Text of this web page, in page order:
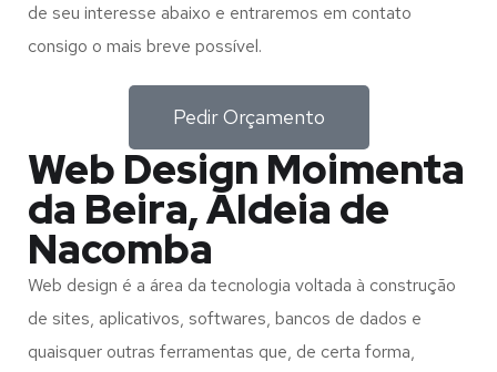
de seu interesse abaixo e entraremos em contato
consigo o mais breve possível.
Pedir Orçamento
Web Design Moimenta
da Beira, Aldeia de
Nacomba
Web design é a área da tecnologia voltada à construção
de sites, aplicativos, softwares, bancos de dados e
quaisquer outras ferramentas que, de certa forma,